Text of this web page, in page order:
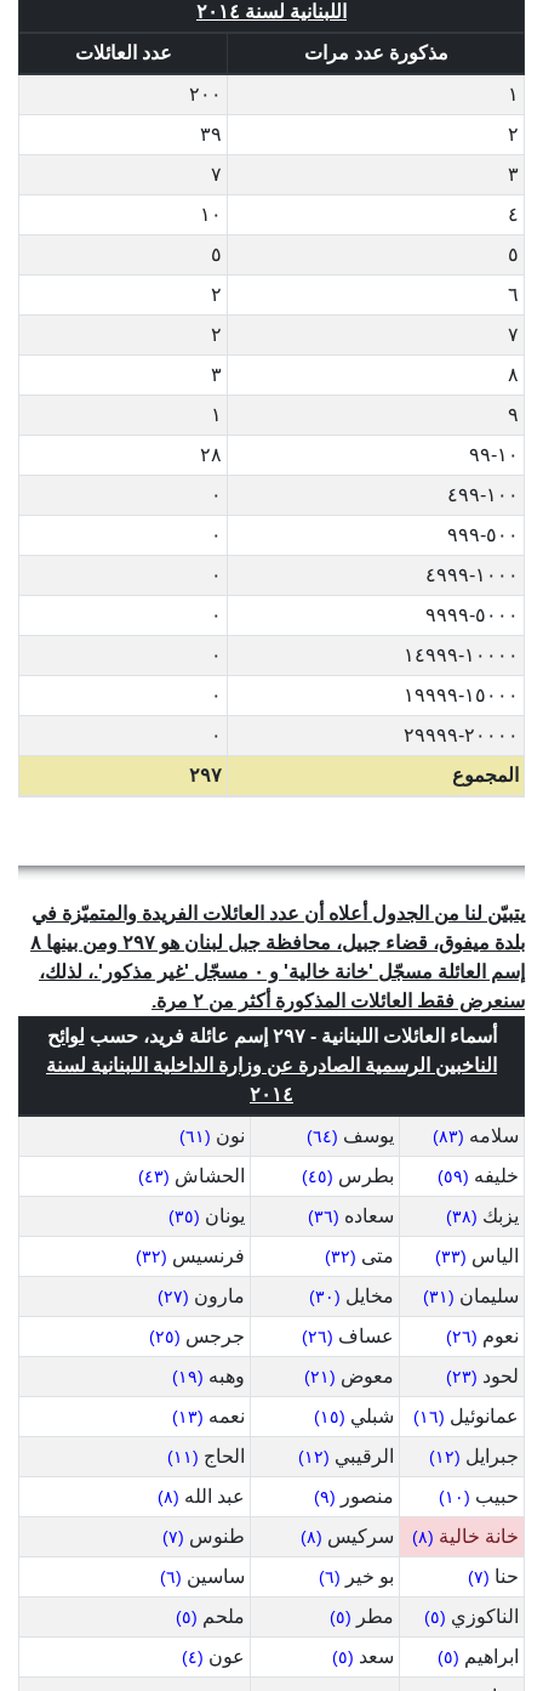
اللبنانية لسنة ٢٠١٤
مذكورة عدد مرات
عدد العائلات
١
٢٠٠
٢
٣٩
٣
٧
٤
١٠
٥
٥
٦
٢
٧
٢
٨
٣
٩
١
١٠-٩٩
٢٨
١٠٠-٤٩٩
٠
٥٠٠-٩٩٩
٠
١٠٠٠-٤٩٩٩
٠
٥٠٠٠-٩٩٩٩
٠
١٠٠٠٠-١٤٩٩٩
٠
١٥٠٠٠-١٩٩٩٩
٠
٢٠٠٠٠-٢٩٩٩٩
٠
المجموع
٢٩٧
يتبيّن لنا من الجدول أعلاه أن عدد العائلات الفريدة والمتميّزة في
بلدة ميفوق، قضاء جبيل، محافظة جبل لبنان هو ٢٩٧ ومن بينها ٨
إسم العائلة مسجّل 'خانة خالية' و ٠ مسجّل 'غير مذكور'.، لذلك،
سنعرض فقط العائلات المذكورة أكثر من ٢ مرة.
أسماء العائلات اللبنانية - ٢٩٧ إسم عائلة فريد، حسب
لوائح
الناخبين الرسمية الصادرة عن وزارة الداخلية اللبنانية لسنة
٢٠١٤
سلامه (٨٣) يوسف (٦٤) نون (٦١)
خليفه (٥٩) بطرس (٤٥) الحشاش (٤٣)
يزبك (٣٨) سعاده (٣٦) يونان (٣٥)
الياس (٣٣) متى (٣٢) فرنسيس (٣٢)
سليمان (٣١) مخايل (٣٠) مارون (٢٧)
نعوم (٢٦) عساف (٢٦) جرجس (٢٥)
لحود (٢٣) معوض (٢١) وهبه (١٩)
عمانوئيل (١٦) شبلي (١٥) نعمه (١٣)
جبرايل (١٢) الرقيبي (١٢) الحاج (١١)
حبيب (١٠) منصور (٩) عبد الله (٨)
خانة خالية (٨) سركيس (٨) طنوس (٧)
حنا (٧) بو خير (٦) ساسين (٦)
الناكوزي (٥) مطر (٥) ملحم (٥)
ابراهيم (٥) سعد (٥) عون (٤)